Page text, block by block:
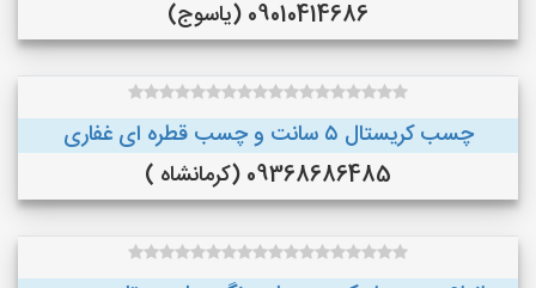
09010414686 (یاسوج)
چسب کریستال ۵ سانت و چسب قطره ای غفاری
09368686485 (کرمانشاه )